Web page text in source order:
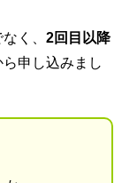
く、 2回目以降
申し込みまし